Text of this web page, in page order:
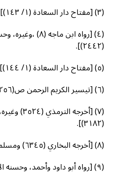
(٣) [مفتاح دار السعادة (١/ ١٤٣)].
(٤) [رواه ابن
(٢٤٤٢)].
(٥) [مفتاح دار السعادة (١/ ١٤٤)].
(٦) [تيسير الكريم الرحمن ص(٢٥٦)].
(٧) [أخرجه
(۳۱۸۲)].
(٨) [أخرجه البخاري (٦٣٤٥) ومسلم (٢٧٣٠)].
(٩) [رواه أبو داود وأحمد، وحسنه الألباني في صحيح الجامع].